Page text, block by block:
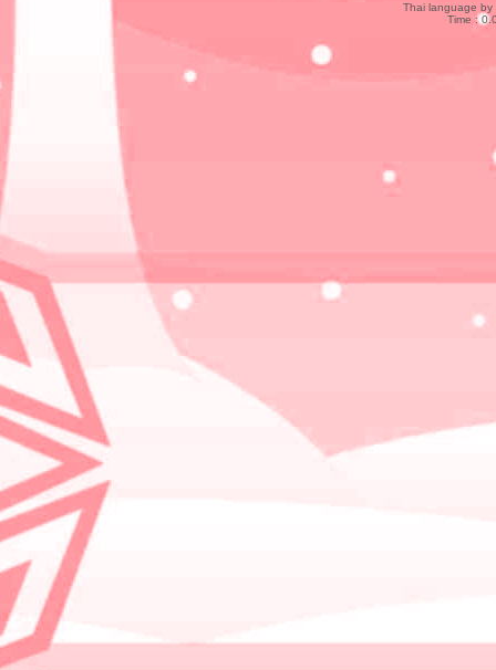
Thai language by
Time :